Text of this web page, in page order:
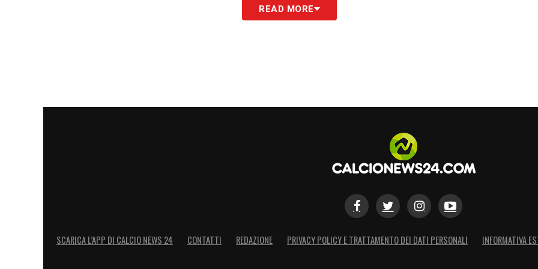
READ MORE
SCARICA L’APP DI CALCIO NEWS 24 CONTATTI REDAZIONE PRIVACY POLICY E TRATTAMENTO DEI DATI PERSONALI INFORMATIVA